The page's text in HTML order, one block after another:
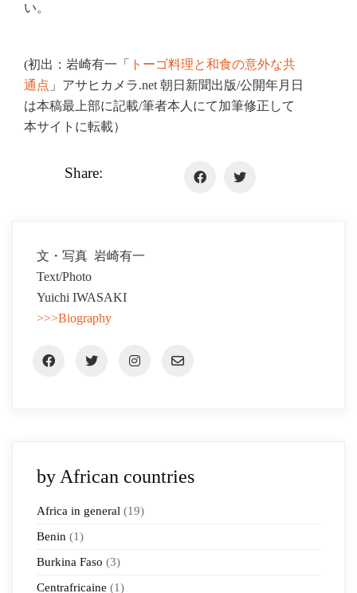
い。
(初出：岩崎有一「
トーゴ料理と和食の意外な共
通点 」アサヒカメラ.net 朝日新聞出版/公開年月日
は本稿最上部に記載/筆者本人にて加筆修正して
本サイトに転載）
Share:
文・写真 岩崎有一
Text/Photo
Yuichi IWASAKI
>>>Biography
by African countries
Africa in general (19)
Benin (1)
Burkina Faso (3)
Centrafricaine (1)